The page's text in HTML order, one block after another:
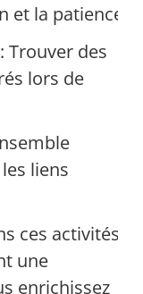
et la patience.
: Trouver des
lors de
liens
ces activités,
une
enrichissez